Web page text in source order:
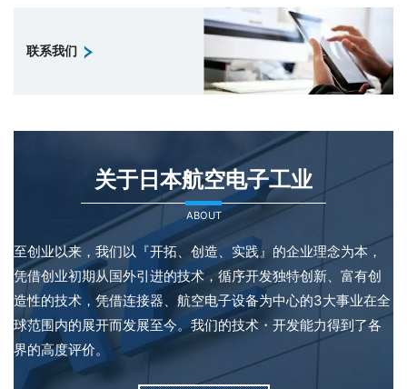
联系我们
关于日本航空电子工业
ABOUT
至创业以来，我们以『开拓、创造、实践』的企业理念为本，
凭借创业初期从国外引进的技术，循序开发独特创新、富有创
造性的技术，凭借连接器、航空电子设备为中心的3大事业在全
球范围内的展开而发展至今。我们的技术・开发能力得到了各
界的高度评价。